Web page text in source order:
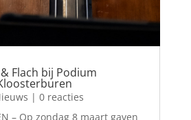
Flach bij Podium
| 0 reacties
– Op zondag 8 maart gaven